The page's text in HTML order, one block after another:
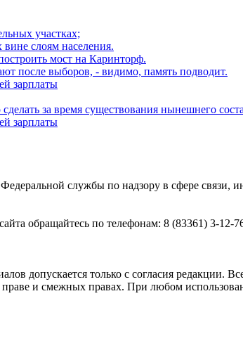
участках;
слоям населения.
мост на Каринторф.
после выборов, - видимо, память подводит.
зарплаты
за время существования нынешнего
зарплаты
Федеральной службы по надзору в сфере
обращайтесь по телефонам: 8 (83361) 3-12-
допускается только с согласия редакции.
и смежных правах. При любом